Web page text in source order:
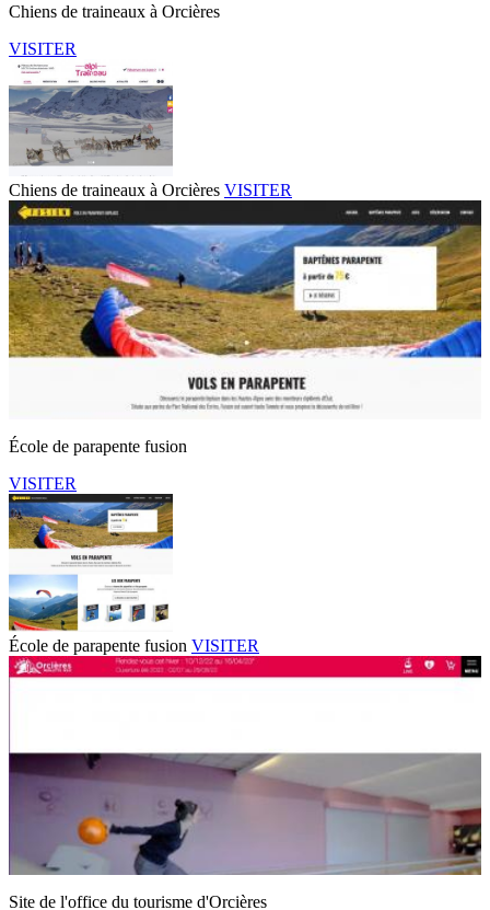
Chiens de traineaux à Orcières
VISITER
Chiens de traineaux à Orcières VISITER
École de parapente fusion
VISITER
École de parapente fusion VISITER
Site de l'office du tourisme d'Orcières